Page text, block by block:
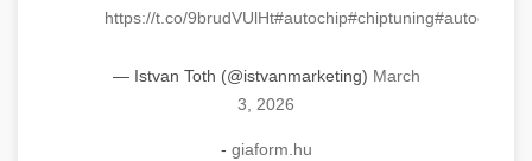
https://t.co/9brudVUlHt#autochip#chiptuning#autochip
— Istvan Toth (@istvanmarketing) March
3, 2026
- giaform.hu